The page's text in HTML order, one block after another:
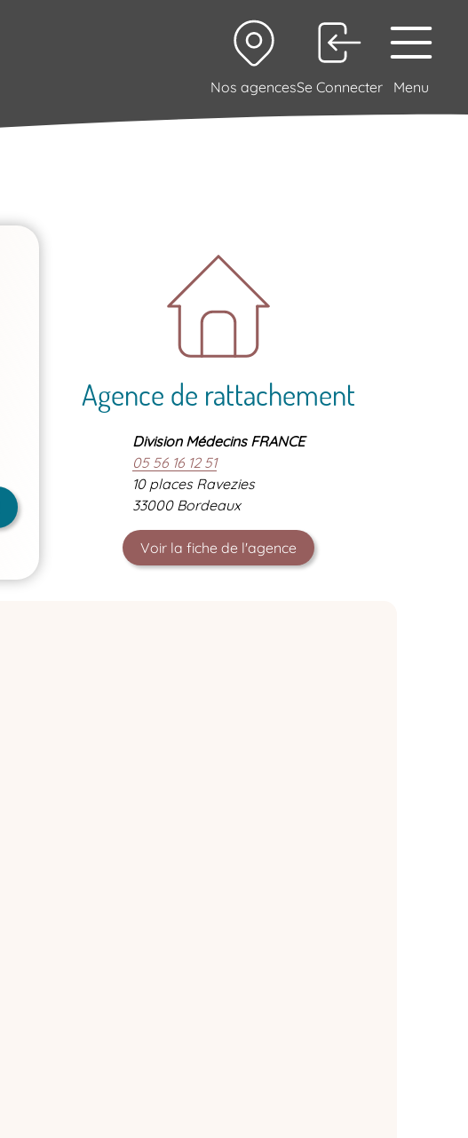
Nos agencesSe Connecter Menu
Agence de rattachement
Division Médecins FRANCE
05 56 16 12 51
10 places Ravezies
33000 Bordeaux
Voir la fiche de l'agence